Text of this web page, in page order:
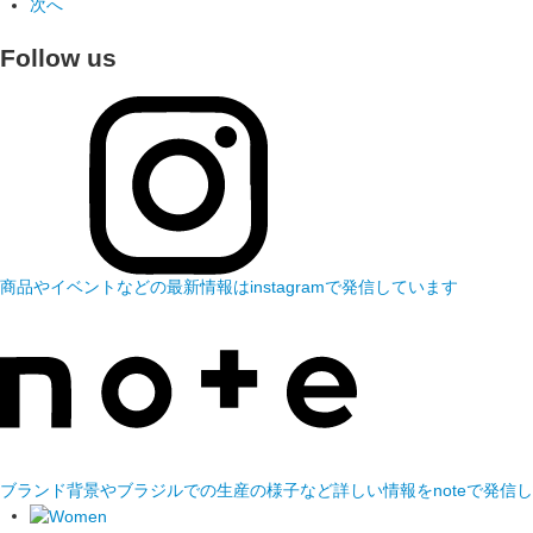
次へ
Follow us
商品やイベントなどの最新情報はinstagramで発信しています
ブランド背景やブラジルでの生産の様子など詳しい情報をnoteで発信